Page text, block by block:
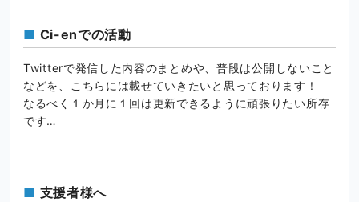
Ci-enでの活動
Twitterで発信した内容のまとめや、普段は公開しないこと
などを、こちらには載せていきたいと思っております！
なるべく１か月に１回は更新できるように頑張りたい所存
です…
支援者様へ